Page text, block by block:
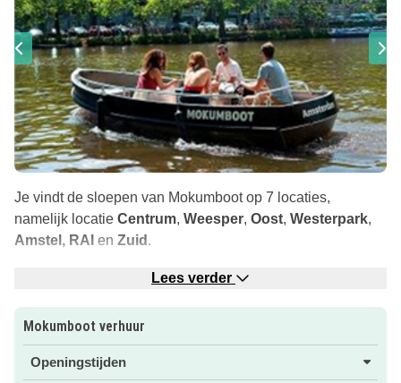
Je vindt de sloepen van Mokumboot op 7 locaties,
namelijk locatie Centrum, Weesper, Oost, Westerpark,
Amstel, RAI en Zuid.
Een vaarbewijs is niet nodig! Er mogen maximaal 6
Op alle locaties liggen
gratis mee kunt nemen tijdens de vaart.
Lees verder
Mokumboot verhuur
Openingstijden